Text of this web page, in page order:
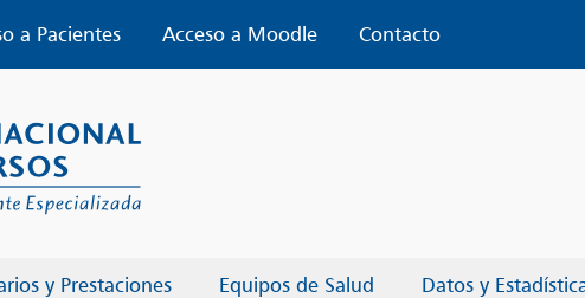
a Pacientes Acceso a Moodle
Contacto
y Prestaciones Equipos de Salud Datos y